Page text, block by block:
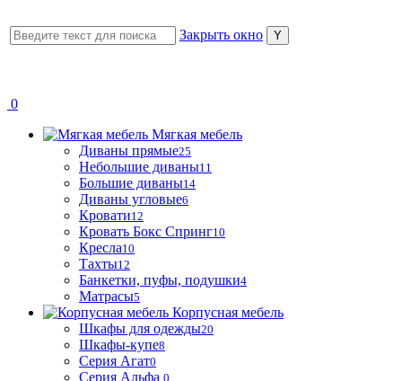
Закрыть окно
0
Мягкая мебель
Диваны прямые25
Небольшие диваны11
Большие диваны14
Диваны угловые6
Кровати12
Кровать Бокс Спринг10
Кресла10
Тахты12
Банкетки, пуфы, подушки4
Матрасы5
Корпусная мебель
Шкафы для одежды20
Шкафы-купе8
Серия Агат0
Серия Альфа 0